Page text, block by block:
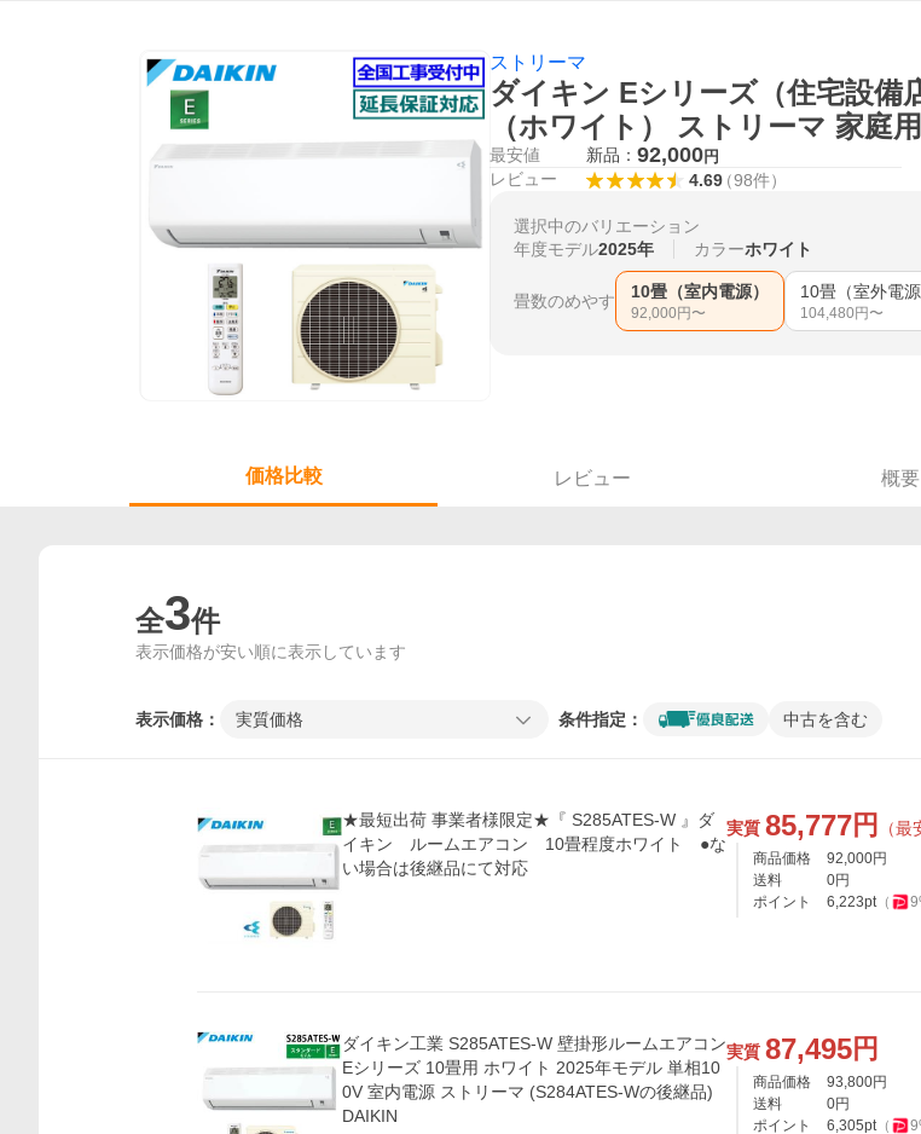
ストリーマ
ダイキン Eシリーズ（住宅設備
（ホワイト） ストリーマ 家庭
最安値 新品： 92,000円
レビュー 4.69（98件）
選択中のバリエーション
年度モデル2025年 カラーホワイト
畳数のめやす 10畳（室内電源）
92,000 円〜
10畳（室外電源
104,480 円〜
価格比較 レビュー 概要
全3件
表示価格が安い順に表示しています
表示価格： 実質価格 条件指定： 中古を含む
★最短出荷 事業者様限定★『 S285ATES-W 』ダ
イキン ルームエアコン 10畳程度ホワイト ●な
い場合は後継品にて対応
実質 85,777円 （最
商品価格 92,000円
送料
0円
ポイント
6,223pt（ 9
ダイキン工業 S285ATES-W 壁掛形ルームエアコン
Eシリーズ 10畳用 ホワイト 2025年モデル 単相10
0V 室内電源 ストリーマ (S284ATES-Wの後継品)
DAIKIN
実質 87,495円
商品価格 93,800円
送料
0円
ポイント
6,305pt（ 9